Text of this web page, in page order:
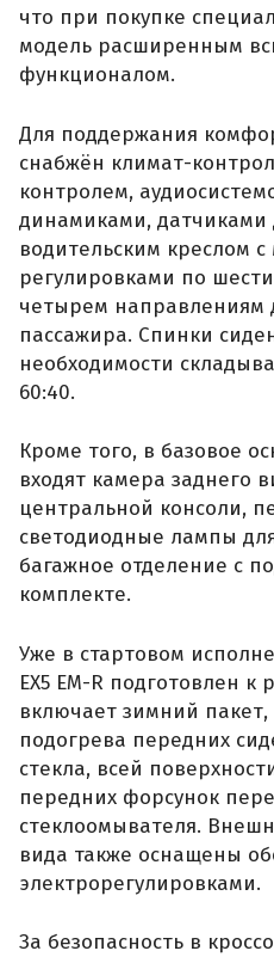
что при покупке
модель расширенным
функционалом.
Для поддержания
снабжён климат-
контролем,
динамиками, датчиками
водительским креслом
регулировками по
четырем направлениям
пассажира. Спинки
необходимости
60:40.
Кроме того, в базовое
входят камера заднего
центральной консоли,
светодиодные лампы
багажное отделение с
комплекте.
Уже в стартовом
EX5 EM-R подготовлен к
включает зимний пакет,
подогрева передних
стекла, всей
передних форсунок
стеклоомывателя.
вида также оснащены
электрорегулировками.
За безопасность в